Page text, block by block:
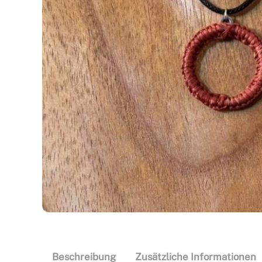
Beschreibung Zusätzliche Informationen